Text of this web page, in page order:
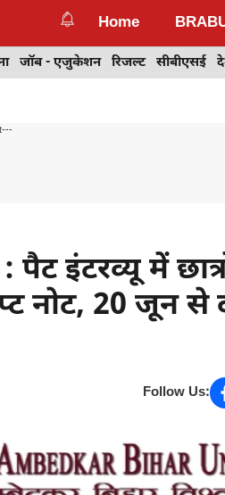
Home
जॉब - एजुकेशन रिजल्ट सीबीएसई
इंटरव्यू में
नोट, 20 जून से
Follow Us: